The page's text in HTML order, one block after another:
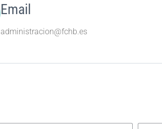
Email
administracion@fchb.es